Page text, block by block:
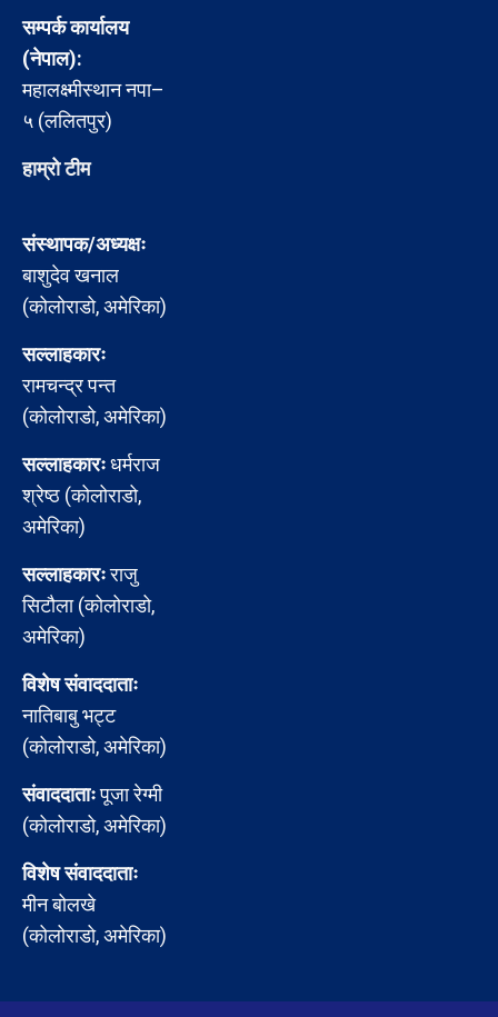
सम्पर्क कार्यालय
(नेपाल):
महालक्ष्मीस्थान नपा–
५ (ललितपुर)
हाम्रो टीम
संस्थापक/अध्यक्षः
बाशुदेव खनाल
(कोलोराडो, अमेरिका)
सल्लाहकारः
रामचन्द्र पन्त
(कोलोराडो, अमेरिका)
सल्लाहकारःधर्मराज
श्रेष्ठ (कोलोराडो,
अमेरिका)
सल्लाहकारःराजु
सिटौला (कोलोराडो,
अमेरिका)
विशेष संवाददाताः
नातिबाबु भट्ट
(कोलोराडो, अमेरिका)
संवाददाताःपूजा रेग्मी
(कोलोराडो, अमेरिका)
विशेष संवाददाताः
मीन बोलखे
(कोलोराडो, अमेरिका)